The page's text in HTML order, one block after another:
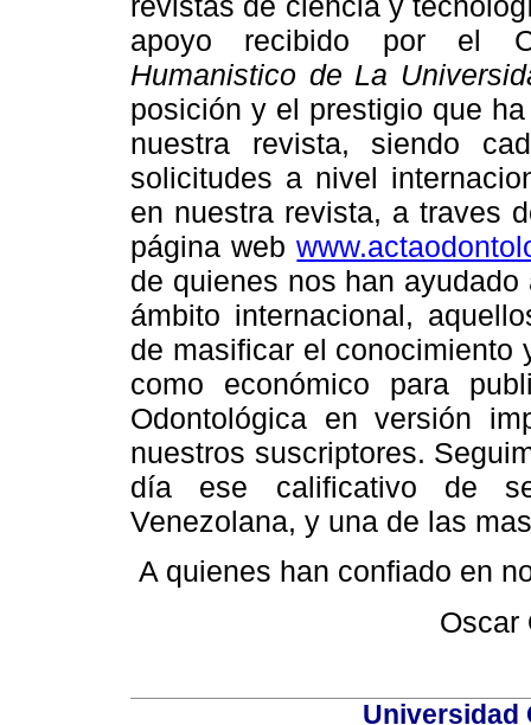
apoyo recibido por el
Humanistico de La
posición y el prestigio que
nuestra revista, siendo
solicitudes a nivel
en nuestra revista, a traves
página web
de quienes nos han
ámbito internacional,
de masificar el conocimiento
como económico para
Odontológica en versión
nuestros suscriptores.
día ese calificativo de
Venezolana, y una de las
A quienes han confiado en
Oscar
Universidad